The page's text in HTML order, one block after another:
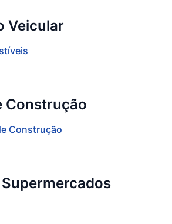
Veicular
Construção
Construção